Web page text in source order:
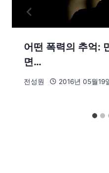
어떤 폭력의 추억:
면…
전성원 2016년 05월19